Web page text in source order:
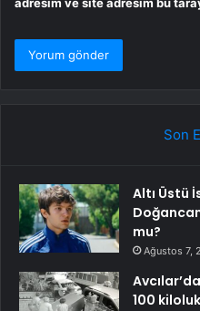
Son
Altı Üstü
mu?
Ağustos 7,
100